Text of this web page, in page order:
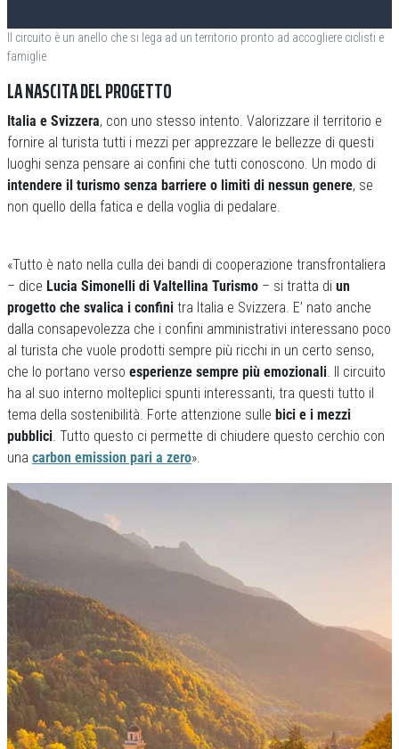
Il circuito è un anello che si lega ad un territorio pronto ad accogliere ciclisti e
famiglie
LA NASCITA DEL PROGETTO
Italia e Svizzera, con uno stesso intento. Valorizzare il territorio e
fornire al turista tutti i mezzi per apprezzare le bellezze di questi
luoghi senza pensare ai confini che tutti conoscono. Un modo di
intendere il turismo senza barriere o limiti di nessun genere, se
non quello della fatica e della voglia di pedalare.
«Tutto è nato nella culla dei bandi di cooperazione transfrontaliera
– dice Lucia Simonelli di Valtellina Turismo – si tratta di un
progetto che svalica i confini tra Italia e Svizzera. E’ nato anche
dalla consapevolezza che i confini amministrativi interessano poco
al turista che vuole prodotti sempre più ricchi in un certo senso,
che lo portano verso esperienze sempre più emozionali . Il circuito
ha al suo interno molteplici spunti interessanti, tra questi tutto il
tema della sostenibilità. Forte attenzione sulle bici e i mezzi
pubblici . Tutto questo ci permette di chiudere questo cerchio con
una carbon emission pari a zero».